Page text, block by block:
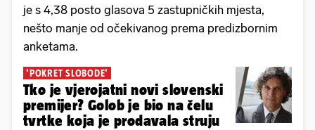
je s 4,38 posto glasova 5 zastupničkih mjesta,
nešto manje od očekivanog prema predizbornim
anketama.
'POKRET SLOBODE'
Tko je vjerojatni novi slovenski
premijer? Golob je bio na čelu
tvrtke koja je prodavala struju